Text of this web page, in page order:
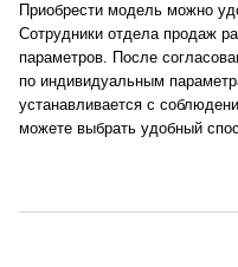
Приобрести модель можно
Сотрудники отдела продаж
параметров. После
по индивидуальным
устанавливается с
можете выбрать удобный